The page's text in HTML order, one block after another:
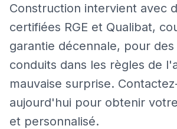
Construction intervient avec
certifiées RGE et Qualibat,
garantie décennale, pour
conduits dans les règles de
mauvaise surprise.
aujourd'hui pour obtenir
et personnalisé.